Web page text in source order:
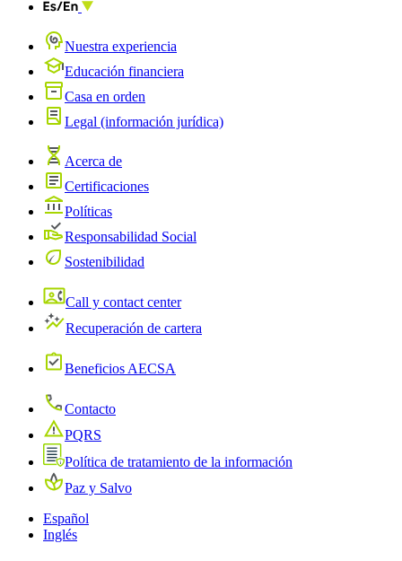
Nuestra experiencia
Educación financiera
Casa en orden
Legal (información jurídica)
Acerca de
Certificaciones
Políticas
Responsabilidad Social
Sostenibilidad
Call y contact center
Recuperación de cartera
Beneficios AECSA
Contacto
PQRS
Política de tratamiento de la información
Paz y Salvo
Español
Inglés